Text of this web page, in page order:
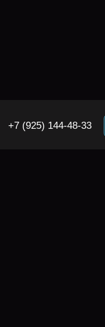
+7 (925) 144-48-33